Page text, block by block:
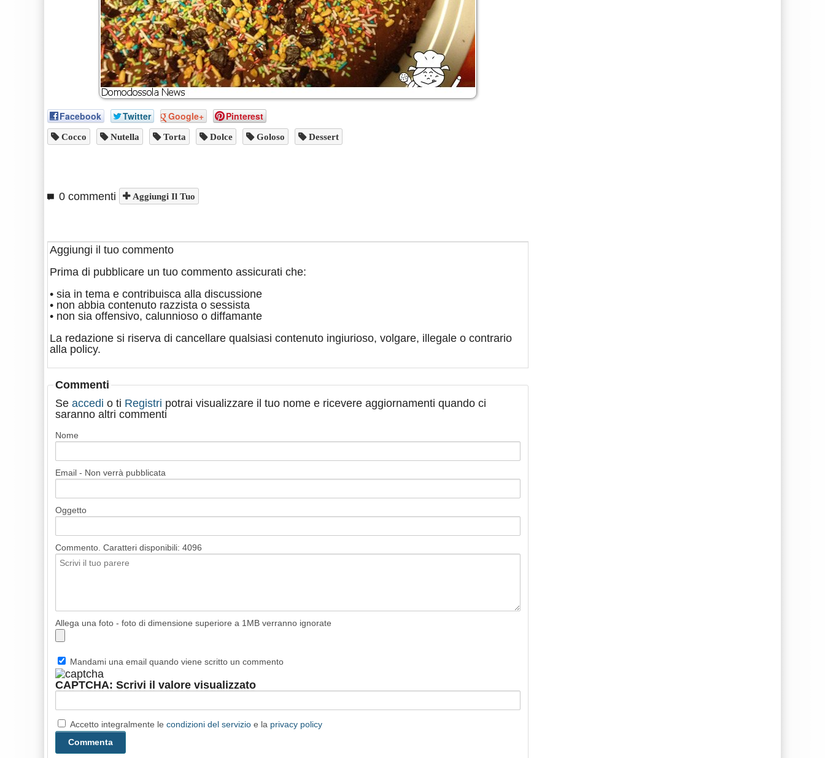
Facebook Twitter Google+ Pinterest
Cocco Nutella Torta Dolce Goloso Dessert
0 commenti Aggiungi Il Tuo
Aggiungi il tuo commento
Prima di pubblicare un tuo commento assicurati che:
• sia in tema e contribuisca alla discussione
• non abbia contenuto razzista o sessista
• non sia offensivo, calunnioso o diffamante
La redazione si riserva di cancellare qualsiasi contenuto ingiurioso, volgare, illegale o contrario
alla policy.
Commenti
Se accedi o ti Registri potrai visualizzare il tuo nome e ricevere aggiornamenti quando ci
saranno altri commenti
Nome
Email - Non verrà pubblicata
Oggetto
Commento. Caratteri disponibili: 4096
Allega una foto - foto di dimensione superiore a 1MB verranno ignorate
Mandami una email quando viene scritto un commento
CAPTCHA: Scrivi il valore visualizzato
Accetto integralmente le condizioni del servizio e la privacy policy